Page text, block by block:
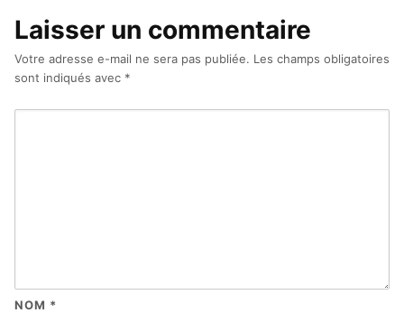
Laisser un commentaire
Votre adresse e-mail ne sera pas publiée. Les champs obligatoires
sont indiqués avec *
NOM *